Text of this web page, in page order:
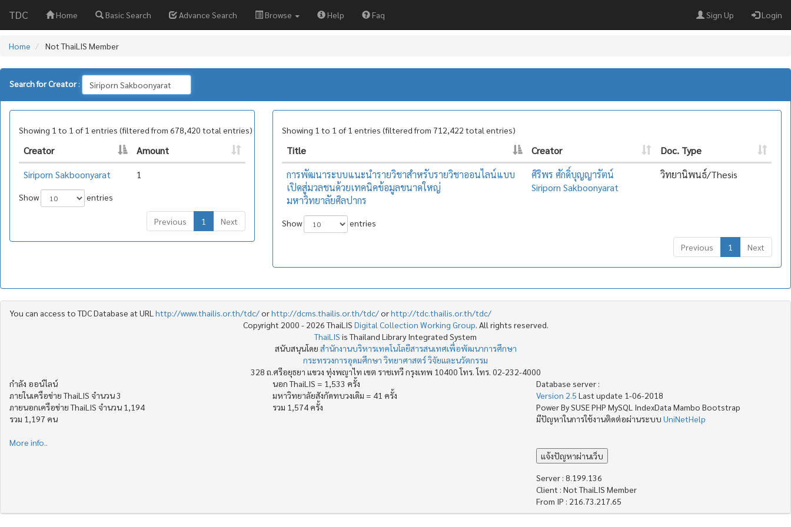
TDC Home Basic Search Advance Search Browse Help Faq Sign Up Login
Home Not ThaiLIS Member
Search for Creator:
Showing 1 to 1 of 1 entries (filtered from 678,420 total entries)
Creator
Amount
Siriporn Sakboonyarat
1
Show entries
Previous 1 Next
Showing 1 to 1 of 1 entries (filtered from 712,422 total entries)
Title Creator
Doc. Type
การพัฒนาระบบแนะนํารายวิชาสําหรับรายวิชาออนไลน์แบบ
เปิดสู่มวลชนด้วยเทคนิคข้อมูลขนาดใหญ่
มหาวิทยาลัยศิลปากร
ศิริพร ศักดิ์บุญญารัตน์
Siriporn Sakboonyarat
วิทยานิพนธ์/Thesis
Show entries
Previous 1 Next
You can access to TDC Database at URL http://www.thailis.or.th/tdc/orhttp://dcms.thailis.or.th/tdc/orhttp://tdc.thailis.or.th/tdc/
Copyright 2000 - 2026 ThaiLIS Digital Collection Working Group. All rights reserved.
ThaiLIS is Thailand Library Integrated System
สนับสนุนโดย สำนักงานบริหารเทคโนโลยีสารสนเทศเพื่อพัฒนาการศึกษา
กระทรวงการอุดมศึกษา วิทยาศาสตร์ วิจัยและนวัตกรรม
328 ถ.ศรีอยุธยา แขวง ทุ่งพญาไท เขต ราชเทวี กรุงเทพ 10400 โทร. โทร. 02-232-4000
กำลัง ออน์ไลน์
ภายในเครือข่าย ThaiLIS จำนวน 3
ภายนอกเครือข่าย ThaiLIS จำนวน 1,194
รวม 1,197 คน
More info..
นอก ThaiLIS = 1,533 ครั้ง
มหาวิทยาลัยสังกัดทบวงเดิม = 41 ครั้ง
รวม 1,574 ครั้ง
Database server :
Version 2.5 Last update 1-06-2018
Power By SUSE PHP MySQL IndexData Mambo Bootstrap
มีปัญหาในการใช้งานติดต่อผ่านระบบ UniNetHelp
Server : 8.199.136
Client : Not ThaiLIS Member
From IP : 216.73.217.65